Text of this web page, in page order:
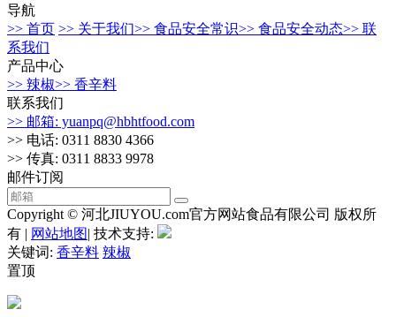
导航
>> 首页 >> 关于我们>> 食品安全常识>> 食品安全动态>> 联
系我们
产品中心
>> 辣椒>> 香辛料
联系我们
>> 邮箱: yuanpq@hbhtfood.com
>> 电话: 0311 8830 4366
>> 传真: 0311 8833 9978
邮件订阅
Copyright © 河北JIUYOU.com官方网站食品有限公司 版权所
有 | 网站地图| 技术支持:
关键词: 香辛料 辣椒
置顶